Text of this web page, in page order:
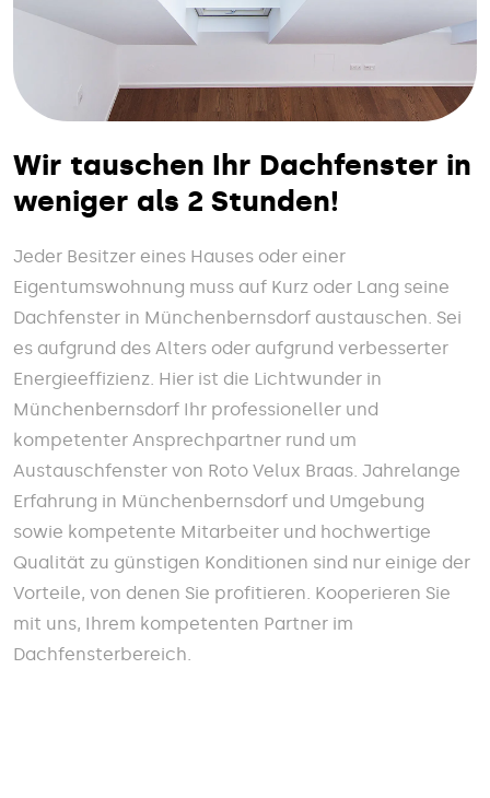
Wir tauschen Ihr Dachfenster in
weniger als 2 Stunden!
Jeder Besitzer eines Hauses oder einer
Eigentumswohnung muss auf Kurz oder Lang seine
Dachfenster in Münchenbernsdorf austauschen. Sei
es aufgrund des Alters oder aufgrund verbesserter
Energieeffizienz. Hier ist die Lichtwunder in
Münchenbernsdorf Ihr professioneller und
kompetenter Ansprechpartner rund um
Austauschfenster von Roto Velux Braas. Jahrelange
Erfahrung in Münchenbernsdorf und Umgebung
sowie kompetente Mitarbeiter und hochwertige
Qualität zu günstigen Konditionen sind nur einige der
Vorteile, von denen Sie profitieren. Kooperieren Sie
mit uns, Ihrem kompetenten Partner im
Dachfensterbereich.